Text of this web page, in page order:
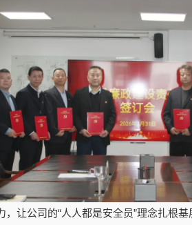
让公司的“人人都是安全员”理念扎根